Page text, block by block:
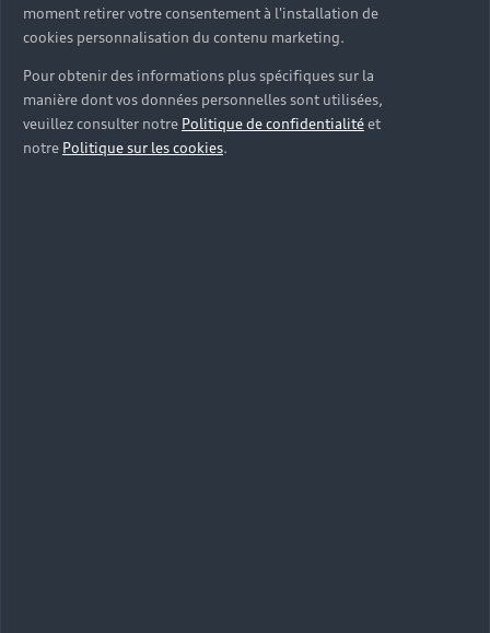
moment retirer votre consentement à l'installation de
cookies personnalisation du contenu marketing.
Pour obtenir des informations plus spécifiques sur la
manière dont vos données personnelles sont utilisées,
veuillez consulter notre Politique de confidentialitéet
notre Politique sur les cookies.